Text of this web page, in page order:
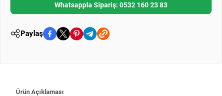
Whatsappla Sipariş: 0532 160 23 83
Paylaş
Ürün Açıklaması